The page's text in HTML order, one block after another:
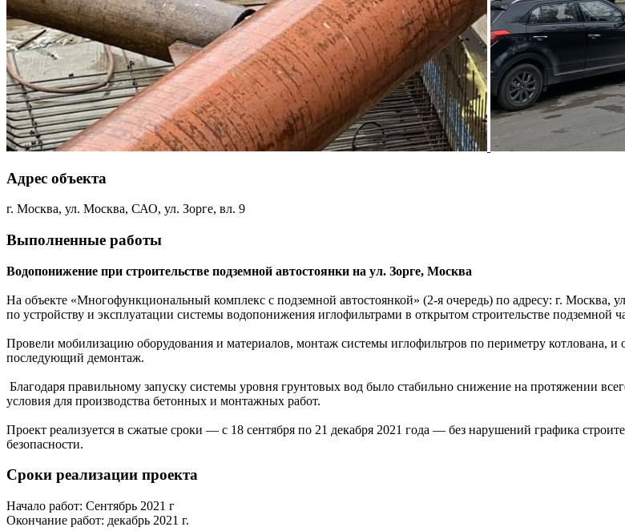
Адрес объекта
г. Москва, ул. Москва, САО, ул. Зорге, вл. 9
Выполненные работы
Водопонижение при строительстве подземной автостоянки на ул. Зорге, Москва
На объекте «Многофункциональный комплекс с подземной автостоянкой» (2-я очередь) по адресу: г.
по устройству и эксплуатации системы водопонижения иглофильтрами в открытом строительстве подземной
Провели мобилизацию оборудования и материалов, монтаж системы иглофильтров по периметру котлована,
последующий демонтаж.
Благодаря правильному запуску системы уровня грунтовых вод было стабильно снижение на протяжении
условия для производства бетонных и монтажных работ.
Проект реализуется в сжатые сроки — с 18 сентября по 21 декабря 2021 года — без нарушений графика
безопасности.
Сроки реализации проекта
Начало работ: Сентябрь 2021 г
Окончание работ: декабрь 2021 г.